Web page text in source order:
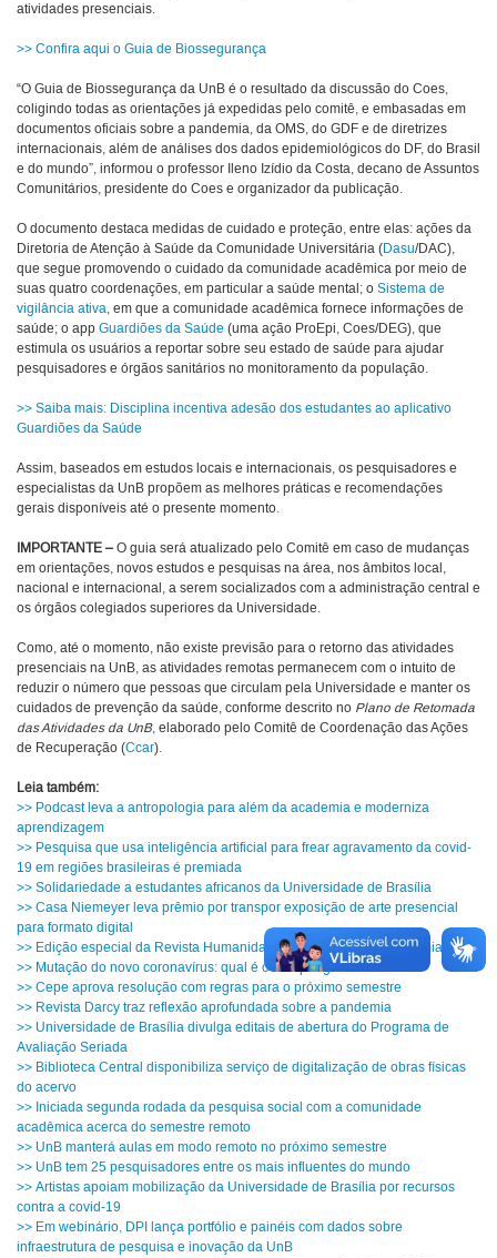
atividades presenciais.
>> Confira aqui o Guia de Biossegurança
“O Guia de Biossegurança da UnB é o resultado da discussão do Coes,
coligindo todas as orientações já expedidas pelo comitê, e embasadas em
documentos oficiais sobre a pandemia, da OMS, do GDF e de diretrizes
internacionais, além de análises dos dados epidemiológicos do DF, do Brasil
e do mundo”, informou o professor Ileno Izídio da Costa, decano de Assuntos
Comunitários, presidente do Coes e organizador da publicação.
O documento destaca medidas de cuidado e proteção, entre elas: ações da
Diretoria de Atenção à Saúde da Comunidade Universitária (Dasu/DAC),
que segue promovendo o cuidado da comunidade acadêmica por meio de
suas quatro coordenações, em particular a saúde mental; o Sistema de
vigilância ativa, em que a comunidade acadêmica fornece informações de
saúde; o app Guardiões da Saúde (uma ação ProEpi, Coes/DEG), que
estimula os usuários a reportar sobre seu estado de saúde para ajudar
pesquisadores e órgãos sanitários no monitoramento da população.
>> Saiba mais: Disciplina incentiva adesão dos estudantes ao aplicativo
Guardiões da Saúde
Assim, baseados em estudos locais e internacionais, os pesquisadores e
especialistas da UnB propõem as melhores práticas e recomendações
gerais disponíveis até o presente momento.
IMPORTANTE –O guia será atualizado pelo Comitê em caso de mudanças
em orientações, novos estudos e pesquisas na área, nos âmbitos local,
nacional e internacional, a serem socializados com a administração central e
os órgãos colegiados superiores da Universidade.
Como, até o momento, não existe previsão para o retorno das atividades
presenciais na UnB, as atividades remotas permanecem com o intuito de
reduzir o número que pessoas que circulam pela Universidade e manter os
cuidados de prevenção da saúde, conforme descrito no Plano de Retomada
das Atividades da UnB, elaborado pelo Comitê de Coordenação das Ações
de Recuperação (Ccar).
Leia também:
>> Podcast leva a antropologia para além da academia e moderniza
aprendizagem
>> Pesquisa que usa inteligência artificial para frear agravamento da covid-
19 em regiões brasileiras é premiada
>> Solidariedade a estudantes africanos da Universidade de Brasília
>> Casa Niemeyer leva prêmio por transpor exposição de arte presencial
para formato digital
>> Edição especial da Revista Humanidades reflete sobre a pandemia
>> Mutação do novo coronavírus: qual é o real perigo?
>> Cepe aprova resolução com regras para o próximo semestre
>> Revista Darcy traz reflexão aprofundada sobre a pandemia
>> Universidade de Brasília divulga editais de abertura do Programa de
Avaliação Seriada
>> Biblioteca Central disponibiliza serviço de digitalização de obras físicas
do acervo
>> Iniciada segunda rodada da pesquisa social com a comunidade
acadêmica acerca do semestre remoto
>> UnB manterá aulas em modo remoto no próximo semestre
>> UnB tem 25 pesquisadores entre os mais influentes do mundo
>> Artistas apoiam mobilização da Universidade de Brasília por recursos
contra a covid-19
>> Em webinário, DPI lança portfólio e painéis com dados sobre
infraestrutura de pesquisa e inovação da UnB